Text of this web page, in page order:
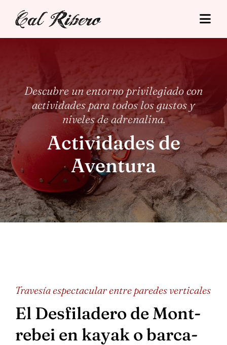
Alojamientos
Turismo
Tarifas
Situació
Contacto
Reserva Online
Descubre un entorno privilegiado con
actividades para todos los gustos y
niveles de adrenalina.
Actividades de
Aventura
Travesía espectacular entre paredes verticales
El Desfiladero de Mont-
rebei en kayak o barca-